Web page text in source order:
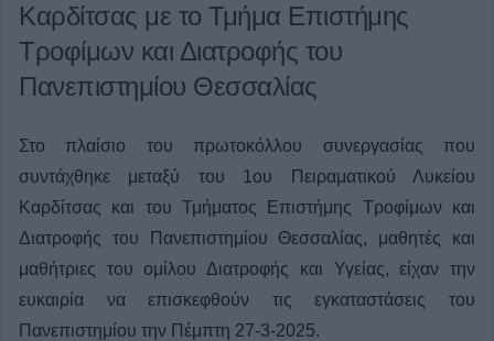
Καρδίτσας με το Τμήμα Επιστήμης
Τροφίμων και Διατροφής του
Πανεπιστημίου Θεσσαλίας
Στο πλαίσιο του πρωτοκόλλου συνεργασίας που
συντάχθηκε μεταξύ του 1ου Πειραματικού Λυκείου
Καρδίτσας και του Τμήματος Επιστήμης Τροφίμων και
Διατροφής του Πανεπιστημίου Θεσσαλίας, μαθητές και
μαθήτριες του ομίλου Διατροφής και Υγείας, είχαν την
ευκαιρία να επισκεφθούν τις εγκαταστάσεις του
Πανεπιστημίου την Πέμπτη 27-3-2025.